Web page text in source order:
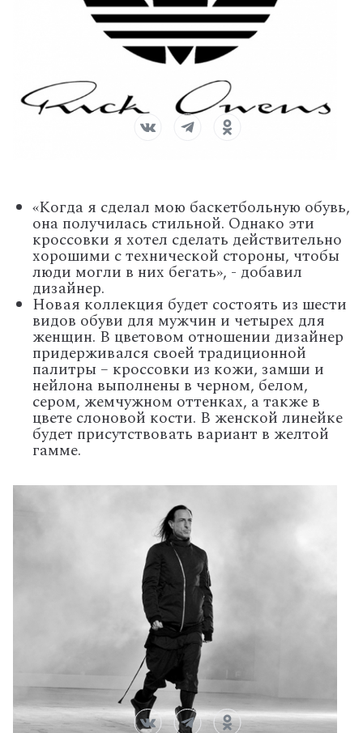
«Когда я сделал мою баскетбольную обувь,
она получилась стильной. Однако эти
кроссовки я хотел сделать действительно
хорошими с технической стороны, чтобы
люди могли в них бегать», - добавил
дизайнер.
Новая коллекция будет состоять из шести
видов обуви для мужчин и четырех для
женщин. В цветовом отношении дизайнер
придерживался своей традиционной
палитры – кроссовки из кожи, замши и
нейлона выполнены в черном, белом,
сером, жемчужном оттенках, а также в
цвете слоновой кости. В женской линейке
будет присутствовать вариант в желтой
гамме.